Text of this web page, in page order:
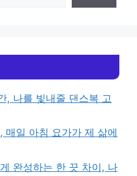
, 나를 빛내줄 댄스복 고
매일 아침 요가가 제 삶에
완성하는 한 끗 차이, 나